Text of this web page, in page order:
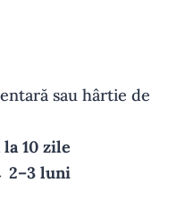
sau hârtie de
la 10 zile
2–3 luni